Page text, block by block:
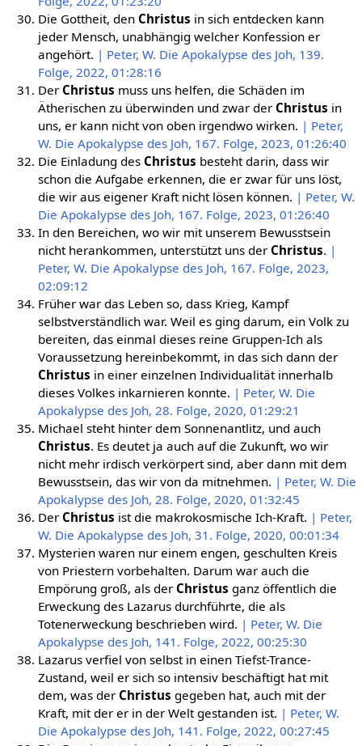
Die Gottheit, den Christus in sich entdecken kann
jeder Mensch, unabhängig welcher Konfession er
angehört. | Peter, W. Die Apokalypse des Joh, 139.
Folge, 2022, 01:28:16
Der Christus muss uns helfen, die Schäden im
Ätherischen zu überwinden und zwar der Christus in
uns, er kann nicht von oben irgendwo wirken. | Peter,
W. Die Apokalypse des Joh, 167. Folge, 2023, 01:26:40
Die Einladung des Christus besteht darin, dass wir
schon die Aufgabe erkennen, die er zwar für uns löst,
die wir aus eigener Kraft nicht lösen können. | Peter, W.
Die Apokalypse des Joh, 167. Folge, 2023, 01:26:40
In den Bereichen, wo wir mit unserem Bewusstsein
nicht herankommen, unterstützt uns der Christus. |
Peter, W. Die Apokalypse des Joh, 167. Folge, 2023,
02:09:12
Früher war das Leben so, dass Krieg, Kampf
selbstverständlich war. Weil es ging darum, ein Volk zu
bereiten, das einmal dieses reine Gruppen-Ich als
Voraussetzung hereinbekommt, in das sich dann der
Christus in einer einzelnen Individualität innerhalb
dieses Volkes inkarnieren konnte. | Peter, W. Die
Apokalypse des Joh, 28. Folge, 2020, 01:29:21
Michael steht hinter dem Sonnenantlitz, und auch
Christus. Es deutet ja auch auf die Zukunft, wo wir
nicht mehr irdisch verkörpert sind, aber dann mit dem
Bewusstsein, das wir von da mitnehmen. | Peter, W. Die
Apokalypse des Joh, 28. Folge, 2020, 01:32:45
Der Christus ist die makrokosmische Ich-Kraft. | Peter,
W. Die Apokalypse des Joh, 31. Folge, 2020, 00:01:34
Mysterien waren nur einem engen, geschulten Kreis
von Priestern vorbehalten. Darum war auch die
Empörung groß, als der Christus ganz öffentlich die
Erweckung des Lazarus durchführte, die als
Totenerweckung beschrieben wird. | Peter, W. Die
Apokalypse des Joh, 141. Folge, 2022, 00:25:30
Lazarus verfiel von selbst in einen Tiefst-Trance-
Zustand, weil er sich so intensiv beschäftigt hat mit
dem, was der Christus gegeben hat, auch mit der
Kraft, mit der er in der Welt gestanden ist. | Peter, W.
Die Apokalypse des Joh, 141. Folge, 2022, 00:27:45